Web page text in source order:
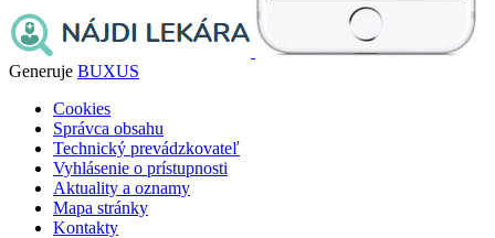
Generuje BUXUS
Cookies
Správca obsahu
Technický prevádzkovateľ
Vyhlásenie o prístupnosti
Aktuality a oznamy
Mapa stránky
Kontakty